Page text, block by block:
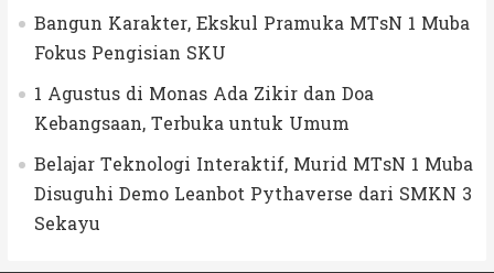
Bangun Karakter, Ekskul Pramuka MTsN 1 Muba
Fokus Pengisian SKU
1 Agustus di Monas Ada Zikir dan Doa
Kebangsaan, Terbuka untuk Umum
Belajar Teknologi Interaktif, Murid MTsN 1 Muba
Disuguhi Demo Leanbot Pythaverse dari SMKN 3
Sekayu